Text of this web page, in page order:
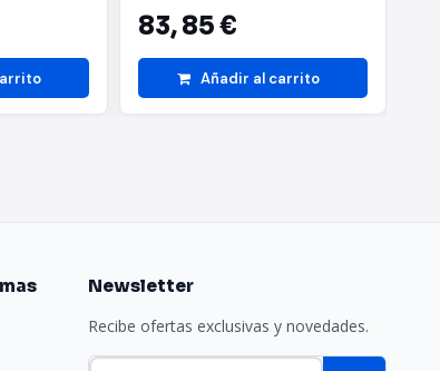
83,85 €
Añadir al carrito
Newsletter
Recibe ofertas exclusivas y novedades.